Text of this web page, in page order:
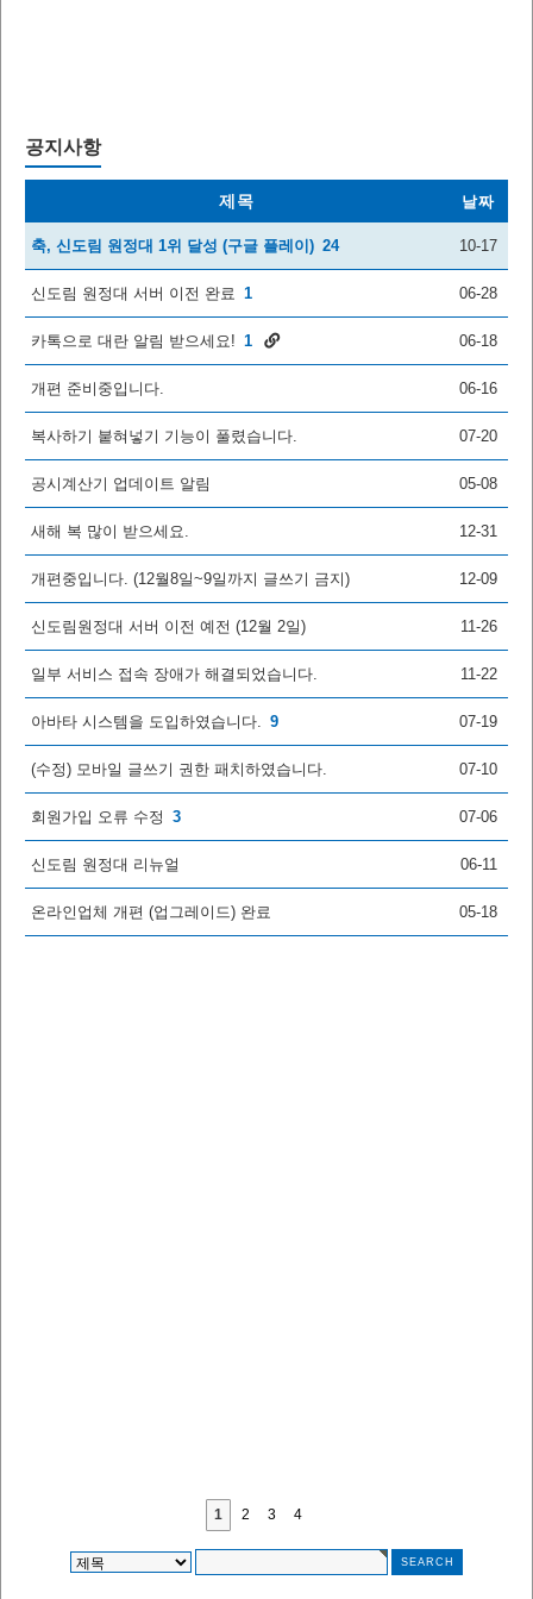
공지사항
제목 날짜
축, 신도림 원정대 1위 달성 (구글 플레이) 24 10-17
신도림 원정대 서버 이전 완료 1 06-28
카톡으로 대란 알림 받으세요! 1 06-18
개편 준비중입니다. 06-16
복사하기 붙혀넣기 기능이 풀렸습니다. 07-20
공시계산기 업데이트 알림 05-08
새해 복 많이 받으세요. 12-31
개편중입니다. (12월8일~9일까지 글쓰기 금지) 12-09
신도림원정대 서버 이전 예전 (12월 2일) 11-26
일부 서비스 접속 장애가 해결되었습니다. 11-22
아바타 시스템을 도입하였습니다. 9 07-19
(수정) 모바일 글쓰기 권한 패치하였습니다. 07-10
회원가입 오류 수정 3 07-06
신도림 원정대 리뉴얼 06-11
온라인업체 개편 (업그레이드) 완료 05-18
1 2 3 4